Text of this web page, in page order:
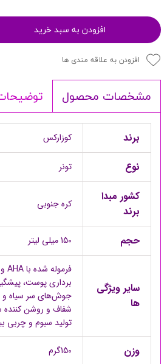
افزودن به سبد خرید
افزودن به علاقه مندی ها
مشخصات محصول
برند کوزارکس
نوع تونر
کشور مبدا
برند
کره جنوبی
حجم 150 میلی لیتر
سایر ویژگی
ها
برداری پوست،
جوش‌های سر سیاه و
شفاف و روشن
تولید سبوم و
وزن 150گرم